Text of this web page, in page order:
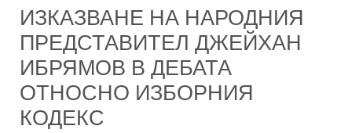
ИЗКАЗВАНЕ НА НАРОДНИЯ
ПРЕДСТАВИТЕЛ ДЖЕЙХАН
ИБРЯМОВ В ДЕБАТА
ОТНОСНО ИЗБОРНИЯ
КОДЕКС